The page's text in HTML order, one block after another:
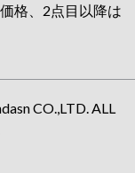
格、2点目以降は
CO.,LTD. ALL